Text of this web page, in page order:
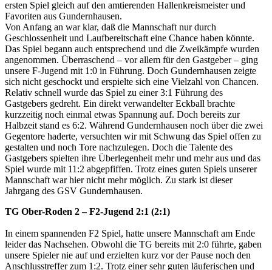
ersten Spiel gleich auf den amtierenden Hallenkreismeister und
Favoriten aus Gundernhausen.
Von Anfang an war klar, daß die Mannschaft nur durch
Geschlossenheit und Laufbereitschaft eine Chance haben könnte.
Das Spiel begann auch entsprechend und die Zweikämpfe wurden
angenommen. Überraschend – vor allem für den Gastgeber – ging
unsere F-Jugend mit 1:0 in Führung. Doch Gundernhausen zeigte
sich nicht geschockt und erspielte sich eine Vielzahl von Chancen.
Relativ schnell wurde das Spiel zu einer 3:1 Führung des
Gastgebers gedreht. Ein direkt verwandelter Eckball brachte
kurzzeitig noch einmal etwas Spannung auf. Doch bereits zur
Halbzeit stand es 6:2. Während Gundernhausen noch über die zwei
Gegentore haderte, versuchten wir mit Schwung das Spiel offen zu
gestalten und noch Tore nachzulegen. Doch die Talente des
Gastgebers spielten ihre Überlegenheit mehr und mehr aus und das
Spiel wurde mit 11:2 abgepfiffen. Trotz eines guten Spiels unserer
Mannschaft war hier nicht mehr möglich. Zu stark ist dieser
Jahrgang des GSV Gundernhausen.
TG Ober-Roden 2 – F2-Jugend 2:1 (2:1)
In einem spannenden F2 Spiel, hatte unsere Mannschaft am Ende
leider das Nachsehen. Obwohl die TG bereits mit 2:0 führte, gaben
unsere Spieler nie auf und erzielten kurz vor der Pause noch den
Anschlusstreffer zum 1:2. Trotz einer sehr guten läuferischen und